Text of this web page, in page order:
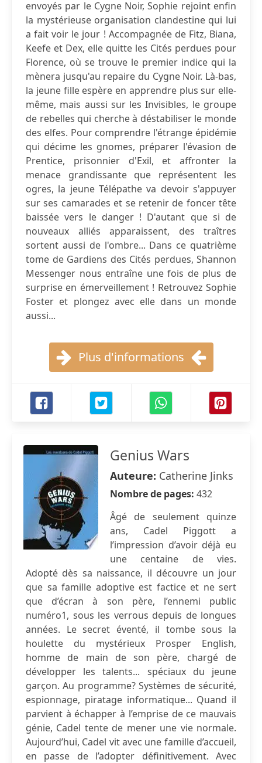
envoyés par le Cygne Noir, Sophie rejoint enfin
la mystérieuse organisation clandestine qui lui
a fait voir le jour ! Accompagnée de Fitz, Biana,
Keefe et Dex, elle quitte les Cités perdues pour
Florence, où se trouve le premier indice qui la
mènera jusqu'au repaire du Cygne Noir. Là-bas,
la jeune fille espère en apprendre plus sur elle-
même, mais aussi sur les Invisibles, le groupe
de rebelles qui cherche à déstabiliser le monde
des elfes. Pour comprendre l'étrange épidémie
qui décime les gnomes, préparer l'évasion de
Prentice, prisonnier d'Exil, et affronter la
menace grandissante que représentent les
ogres, la jeune Télépathe va devoir s'appuyer
sur ses camarades et se retenir de foncer tête
baissée vers le danger ! D'autant que si de
nouveaux alliés apparaissent, des traîtres
sortent aussi de l'ombre... Dans ce quatrième
tome de Gardiens des Cités perdues, Shannon
Messenger nous entraîne une fois de plus de
surprise en émerveillement ! Retrouvez Sophie
Foster et plongez avec elle dans un monde
aussi...
Plus d'informations
Genius Wars
Auteure: Catherine Jinks
Nombre de pages: 432
Âgé de seulement quinze
ans, Cadel Piggott a
l’impression d’avoir déjà eu
une centaine de vies.
Adopté dès sa naissance, il découvre un jour
que sa famille adoptive est factice et ne sert
que d’écran à son père, l’ennemi public
numéro1, sous les verrous depuis de longues
années. Le secret éventé, il tombe sous la
houlette du mystérieux Prosper English,
homme de main de son père, chargé de
développer les talents... spéciaux du jeune
garçon. Au programme? Systèmes de sécurité,
espionnage, piratage informatique... Quand il
parvient à échapper à l’emprise de ce mauvais
génie, Cadel tente de mener une vie normale.
Aujourd’hui, Cadel vit avec une famille d’accueil,
en passe de l’adopter définitivement. Avec